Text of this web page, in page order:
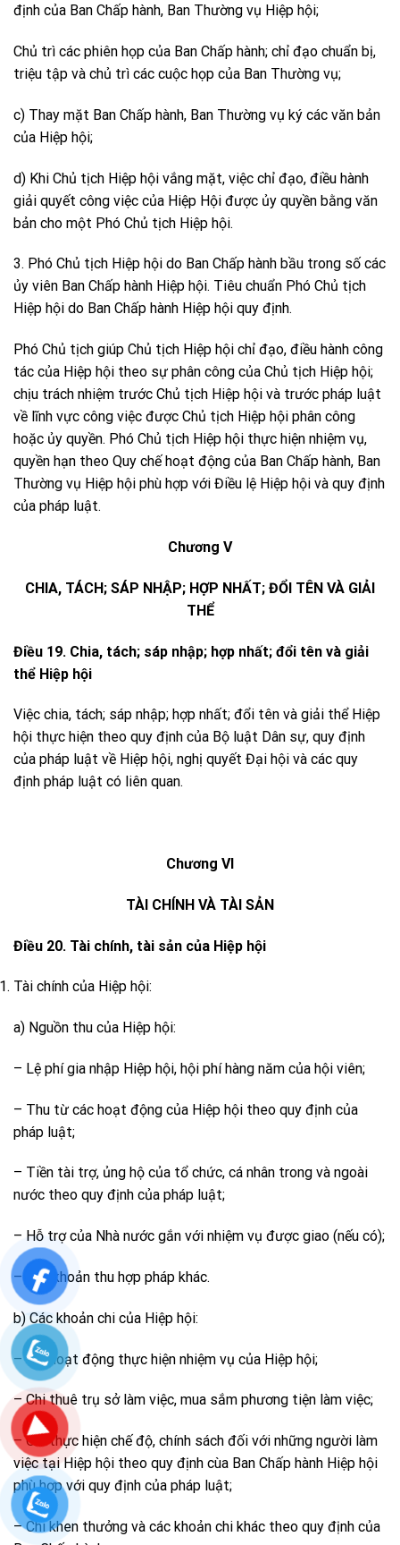
định của Ban Chấp hành, Ban Thường vụ Hiệp hội;
Chủ trì các phiên họp của Ban Chấp hành; chỉ đạo chuẩn bị,
triệu tập và chủ trì các cuộc họp của Ban Thường vụ;
c) Thay mặt Ban Chấp hành, Ban Thường vụ ký các văn bản
của Hiệp hội;
d) Khi Chủ tịch Hiệp hội vắng mặt, việc chỉ đạo, điều hành
giải quyết công việc của Hiệp Hội được ủy quyền bằng văn
bản cho một Phó Chủ tịch Hiệp hội.
3. Phó Chủ tịch Hiệp hội do Ban Chấp hành bầu trong số các
ủy viên Ban Chấp hành Hiệp hội. Tiêu chuẩn Phó Chủ tịch
Hiệp hội do Ban Chấp hành Hiệp hội quy định.
Phó Chủ tịch giúp Chủ tịch Hiệp hội chỉ đạo, điều hành công
tác của Hiệp hội theo sự phân công của Chủ tịch Hiệp hội;
chịu trách nhiệm trước Chủ tịch Hiệp hội và trước pháp luật
về lĩnh vực công việc được Chủ tịch Hiệp hội phân công
hoặc ủy quyền. Phó Chủ tịch Hiệp hội thực hiện nhiệm vụ,
quyền hạn theo Quy chế hoạt động của Ban Chấp hành, Ban
Thường vụ Hiệp hội phù hợp với Điều lệ Hiệp hội và quy định
của pháp luật.
Chương V
CHIA, TÁCH; SÁP NHẬP; HỢP NHẤT; ĐỔI TÊN VÀ GIẢI
THỂ
Điều 19. Chia, tách; sáp nhập; hợp nhất; đổi tên và giải
thể Hiệp hội
Việc chia, tách; sáp nhập; hợp nhất; đổi tên và giải thể Hiệp
hội thực hiện theo quy định của Bộ luật Dân sự, quy định
của pháp luật về Hiệp hội, nghị quyết Đại hội và các quy
định pháp luật có liên quan.
Chương VI
TÀI CHÍNH VÀ TÀI SẢN
Điều 20. Tài chính, tài sản của Hiệp hội
Tài chính của Hiệp hội:
a) Nguồn thu của Hiệp hội:
– Lệ phí gia nhập Hiệp hội, hội phí hàng năm của hội viên;
– Thu từ các hoạt động của Hiệp hội theo quy định của
pháp luật;
– Tiền tài trợ, ủng hộ của tổ chức, cá nhân trong và ngoài
nước theo quy định của pháp luật;
– Hỗ trợ của Nhà nước gắn với nhiệm vụ được giao (nếu có);
– Các khoản thu hợp pháp khác.
b) Các khoản chi của Hiệp hội:
– Chi hoạt động thực hiện nhiệm vụ của Hiệp hội;
– Chi thuê trụ sở làm việc, mua sắm phương tiện làm việc;
– Chi thực hiện chế độ, chính sách đối với những người làm
việc tại Hiệp hội theo quy định cùa Ban Chấp hành Hiệp hội
phù hợp với quy định của pháp luật;
– Chi khen thưởng và các khoản chi khác theo quy định của